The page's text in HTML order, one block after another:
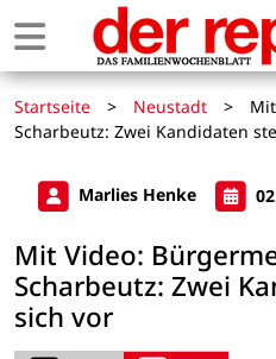
Startseite > Neustadt >
Scharbeutz: Zwei Kandidaten
Marlies Henke
Mit Video:
Scharbeutz: Zwei
sich vor